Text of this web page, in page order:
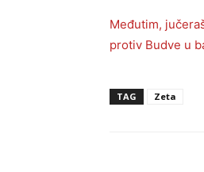
Međutim,
protiv Budve u
TAG Zeta